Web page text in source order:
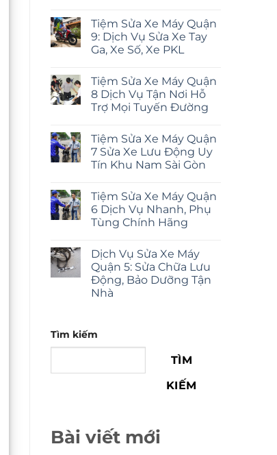
Tiệm Sửa Xe Máy Quận
9: Dịch Vụ Sửa Xe Tay
Ga, Xe Số, Xe PKL
Tiệm Sửa Xe Máy Quận
8 Dịch Vụ Tận Nơi Hỗ
Trợ Mọi Tuyến Đường
Tiệm Sửa Xe Máy Quận
7 Sửa Xe Lưu Động Uy
Tín Khu Nam Sài Gòn
Tiệm Sửa Xe Máy Quận
6 Dịch Vụ Nhanh, Phụ
Tùng Chính Hãng
Dịch Vụ Sửa Xe Máy
Quận 5: Sửa Chữa Lưu
Động, Bảo Dưỡng Tận
Nhà
Tìm kiếm
TÌM
KIẾM
Bài viết mới